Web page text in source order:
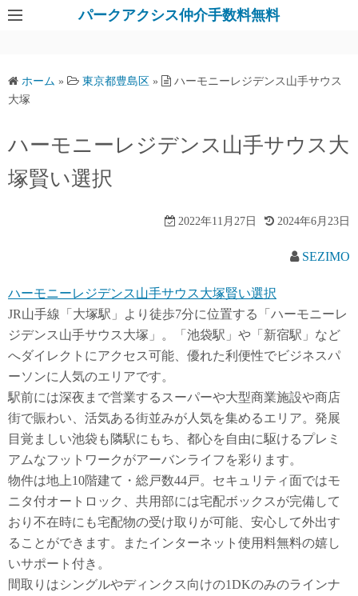
パークアクシス仲介手数料無料
ホーム » 東京都豊島区 »
ハーモニーレジデンス山手サウス
大塚
ハーモニーレジデンス山手サウス大
塚賢い選択
2022年11月27日 2024年6月23日
SEZIMO
ハーモニーレジデンス山手サウス大塚賢い選択
JR山手線「大塚駅」より徒歩7分に位置する「ハーモニーレ
ジデンス山手サウス大塚」。「池袋駅」や「新宿駅」など
へダイレクトにアクセス可能、優れた利便性でビジネスパ
ーソンに人気のエリアです。
駅前には深夜まで営業するスーパーや大型商業施設や商店
街で賑わい、活気ある街並みが人気を集めるエリア。発展
目覚ましい池袋も隣駅にもち、都心を自由に駆けるプレミ
アムなフットワークがアーバンライフを彩ります。
物件は地上10階建て・総戸数44戸。セキュリティ面ではモ
ニタ付オートロック、共用部には宅配ボックスが完備して
おり不在時にも宅配物の受け取りが可能、安心して外出す
ることができます。またインターネット使用料無料の嬉し
いサポート付き。
間取りはシングルやディンクス向けの1DKのみのラインナ